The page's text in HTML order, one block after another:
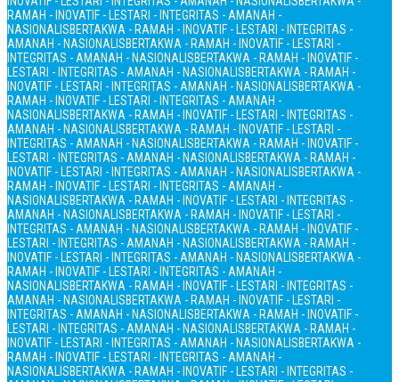
RAMAH - INOVATIF - LESTARI - INTEGRITAS - AMANAH -
NASIONALISBERTAKWA - RAMAH - INOVATIF - LESTARI - INTEGRITAS -
AMANAH - NASIONALISBERTAKWA - RAMAH - INOVATIF - LESTARI -
INTEGRITAS - AMANAH - NASIONALISBERTAKWA - RAMAH - INOVATIF -
LESTARI - INTEGRITAS - AMANAH - NASIONALISBERTAKWA - RAMAH -
INOVATIF - LESTARI - INTEGRITAS - AMANAH - NASIONALISBERTAKWA -
RAMAH - INOVATIF - LESTARI - INTEGRITAS - AMANAH -
NASIONALISBERTAKWA - RAMAH - INOVATIF - LESTARI - INTEGRITAS -
AMANAH - NASIONALISBERTAKWA - RAMAH - INOVATIF - LESTARI -
INTEGRITAS - AMANAH - NASIONALISBERTAKWA - RAMAH - INOVATIF -
LESTARI - INTEGRITAS - AMANAH - NASIONALISBERTAKWA - RAMAH -
INOVATIF - LESTARI - INTEGRITAS - AMANAH - NASIONALISBERTAKWA -
RAMAH - INOVATIF - LESTARI - INTEGRITAS - AMANAH -
NASIONALISBERTAKWA - RAMAH - INOVATIF - LESTARI - INTEGRITAS -
AMANAH - NASIONALISBERTAKWA - RAMAH - INOVATIF - LESTARI -
INTEGRITAS - AMANAH - NASIONALISBERTAKWA - RAMAH - INOVATIF -
LESTARI - INTEGRITAS - AMANAH - NASIONALISBERTAKWA - RAMAH -
INOVATIF - LESTARI - INTEGRITAS - AMANAH - NASIONALISBERTAKWA -
RAMAH - INOVATIF - LESTARI - INTEGRITAS - AMANAH -
NASIONALISBERTAKWA - RAMAH - INOVATIF - LESTARI - INTEGRITAS -
AMANAH - NASIONALISBERTAKWA - RAMAH - INOVATIF - LESTARI -
INTEGRITAS - AMANAH - NASIONALISBERTAKWA - RAMAH - INOVATIF -
LESTARI - INTEGRITAS - AMANAH - NASIONALISBERTAKWA - RAMAH -
INOVATIF - LESTARI - INTEGRITAS - AMANAH - NASIONALISBERTAKWA -
RAMAH - INOVATIF - LESTARI - INTEGRITAS - AMANAH -
NASIONALISBERTAKWA - RAMAH - INOVATIF - LESTARI - INTEGRITAS -